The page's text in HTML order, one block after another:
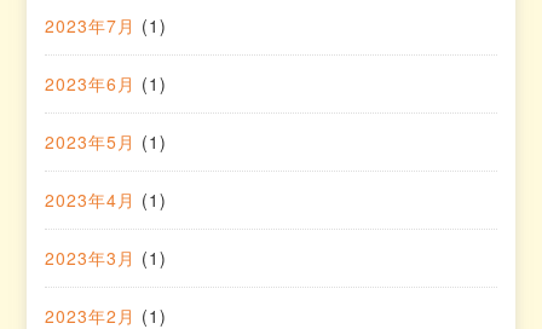
2023年7月 (1)
2023年6月 (1)
2023年5月 (1)
2023年4月 (1)
2023年3月 (1)
2023年2月 (1)